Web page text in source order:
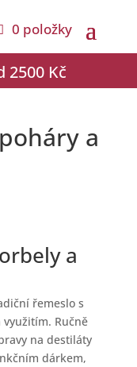
0 položky
2500 Kč
a
a
řemeslo s
Ručně
na destiláty
dárkem,